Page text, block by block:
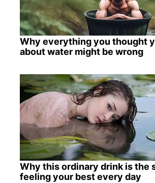
Why everything you thought
about water might be wrong
Why this ordinary drink is the
feeling your best every day